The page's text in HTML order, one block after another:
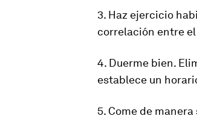
3. Haz ejercicio
correlación entre
4. Duerme bien.
establece un
5. Come de